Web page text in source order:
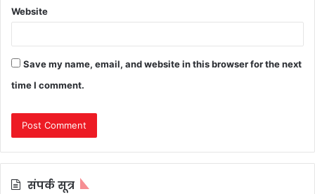
Website
Save my name, email, and website in this browser for the next
time I comment.
संपर्क सूत्र